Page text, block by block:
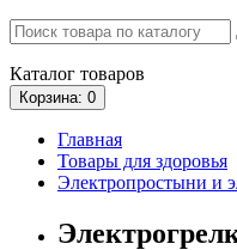
Каталог товаров
Корзина: 0
Главная
Товары для здоровья
Электропростыни и